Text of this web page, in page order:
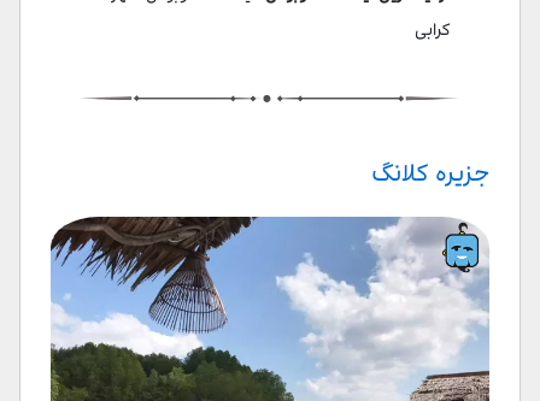
کرابی
جزیره کلانگ